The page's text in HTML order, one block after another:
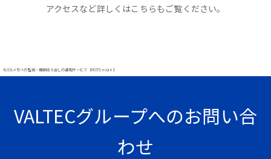
アクセスなど詳しくはこちらもご覧ください。
#USBメモリの監視・情報持ち出しの通知サービス【MOT/Secure】
VALTECグループへのお問い合
わせ